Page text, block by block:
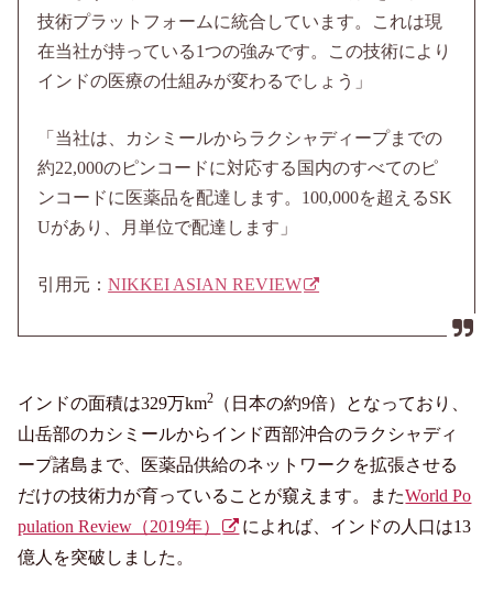
技術プラットフォームに統合しています。これは現
在当社が持っている1つの強みです。この技術により
インドの医療の仕組みが変わるでしょう」
「当社は、カシミールからラクシャディープまでの
約22,000のピンコードに対応する国内のすべてのピ
ンコードに医薬品を配達します。100,000を超えるSK
Uがあり、月単位で配達します」
引用元：NIKKEI ASIAN REVIEW
インドの面積は329万km2
（日本の約9倍）となっており、
山岳部のカシミールからインド西部沖合のラクシャディ
ープ諸島まで、医薬品供給のネットワークを拡張させる
だけの技術力が育っていることが窺えます。またWorld Po
pulation Review（2019年）
によれば、インドの人口は13
億人を突破しました。